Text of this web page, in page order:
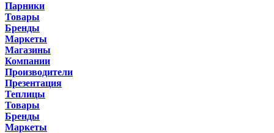
Парники
Товары
Бренды
Маркеты
Магазины
Компании
Производители
Презентация
Теплицы
Товары
Бренды
Маркеты